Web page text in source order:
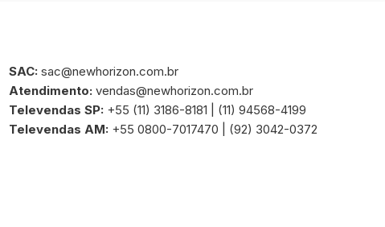
SAC: sac@newhorizon.com.br
Atendimento: vendas@newhorizon.com.br
Televendas SP: +55 (11) 3186-8181 | (11) 94568-4199
Televendas AM: +55 0800-7017470 | (92) 3042-0372